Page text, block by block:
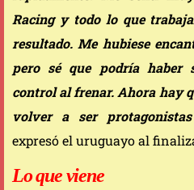
Racing y todo lo que
resultado. Me hubiese
pero sé que podría haber
control al frenar. Ahora hay
volver a ser
expresó el uruguayo al
Lo que viene